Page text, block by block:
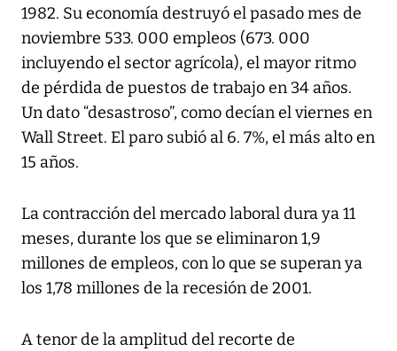
1982. Su economía destruyó el pasado mes de
noviembre 533. 000 empleos (673. 000
incluyendo el sector agrícola), el mayor ritmo
de pérdida de puestos de trabajo en 34 años.
Un dato “desastroso”, como decían el viernes en
Wall Street. El paro subió al 6. 7%, el más alto en
15 años.
La contracción del mercado laboral dura ya 11
meses, durante los que se eliminaron 1,9
millones de empleos, con lo que se superan ya
los 1,78 millones de la recesión de 2001.
A tenor de la amplitud del recorte de